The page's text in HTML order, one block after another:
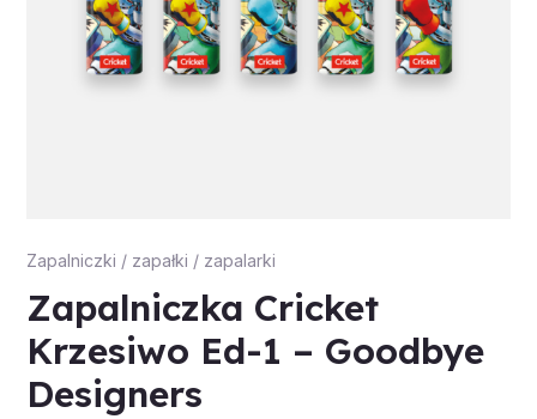
Zapalniczki / zapałki / zapalarki
Zapalniczka Cricket
Krzesiwo Ed-1 – Goodbye
Designers